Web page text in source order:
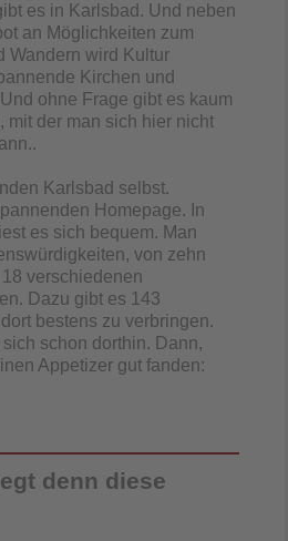
es in Karlsbad. Und neben
an Möglichkeiten zum
Wandern wird Kultur
Kirchen und
ohne Frage gibt es kaum
mit der man sich hier nicht
Karlsbad selbst.
Homepage. In
es sich bequem. Man
von zehn
verschiedenen
Dazu gibt es 143
bestens zu verbringen.
schon dorthin. Dann,
Appetizer gut fanden:
denn diese